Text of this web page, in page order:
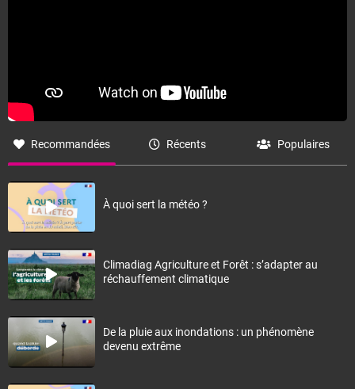
Recommandées Récents Populaires
À quoi sert la météo ?
Climadiag Agriculture et Forêt : s’adapter au
réchauffement climatique
De la pluie aux inondations : un phénomène
devenu extrême